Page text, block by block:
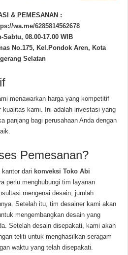
& PEMESANAN :
wa.me/6285814562678
Sabtu, 08.00-17.00 WIB
No.175, Kel.Pondok Aren, Kota
Selatan
menawarkan harga yang kompetitif
kualitas kami. Ini adalah investasi yang
panjang bagi perusahaan Anda dengan
Pemesanan?
dari konveksi Toko Abi
perlu menghubungi tim layanan
mengenai desain, jumlah
Setelah itu, tim desainer kami akan
mengembangkan desain yang
Setelah desain disepakati, kami akan
teliti untuk menghasilkan seragam
waktu yang telah disepakati.